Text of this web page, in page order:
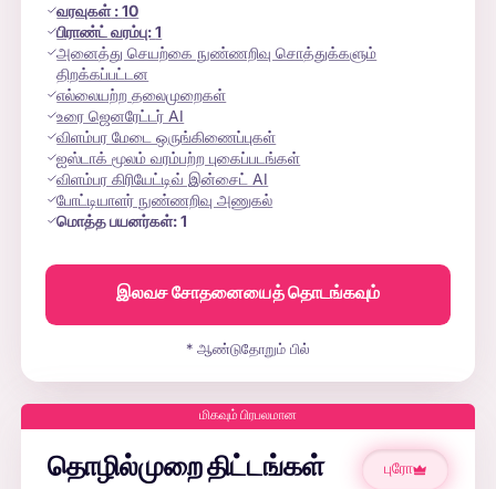
வரவுகள்:10
பிராண்ட் வரம்பு:1
அனைத்து செயற்கை நுண்ணறிவு சொத்துக்களும்
திறக்கப்பட்டன
எல்லையற்ற தலைமுறைகள்
உரை ஜெனரேட்டர் AI
விளம்பர மேடை ஒருங்கிணைப்புகள்
ஐஸ்டாக் மூலம் வரம்பற்ற புகைப்படங்கள்
விளம்பர கிரியேட்டிவ் இன்சைட் AI
போட்டியாளர் நுண்ணறிவு அணுகல்
மொத்த பயனர்கள்:1
இலவச சோதனையைத் தொடங்கவும்
* ஆண்டுதோறும் பில்
மிகவும் பிரபலமான
தொழில்முறை திட்டங்கள் புரோ